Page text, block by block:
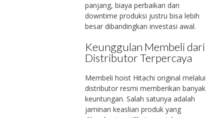
panjang, biaya perbaikan dan
downtime produksi justru bisa lebih
besar dibandingkan investasi awal.
Keunggulan Membeli dari
Distributor Terpercaya
Membeli hoist Hitachi original melalui
distributor resmi memberikan banyak
keuntungan. Salah satunya adalah
jaminan keaslian produk yang